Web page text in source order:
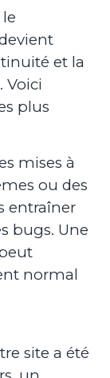
et la
Voici
plus
mises à
ou des
entraîner
bugs. Une
normal
site a été